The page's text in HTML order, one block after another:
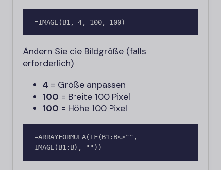
=IMAGE(B1, 4, 100, 100)
Ändern Sie die Bildgröße (falls
erforderlich)
4 = Größe anpassen
100 = Breite 100 Pixel
100 = Höhe 100 Pixel
=ARRAYFORMULA(IF(B1:B<>"",
IMAGE(B1:B), ""))